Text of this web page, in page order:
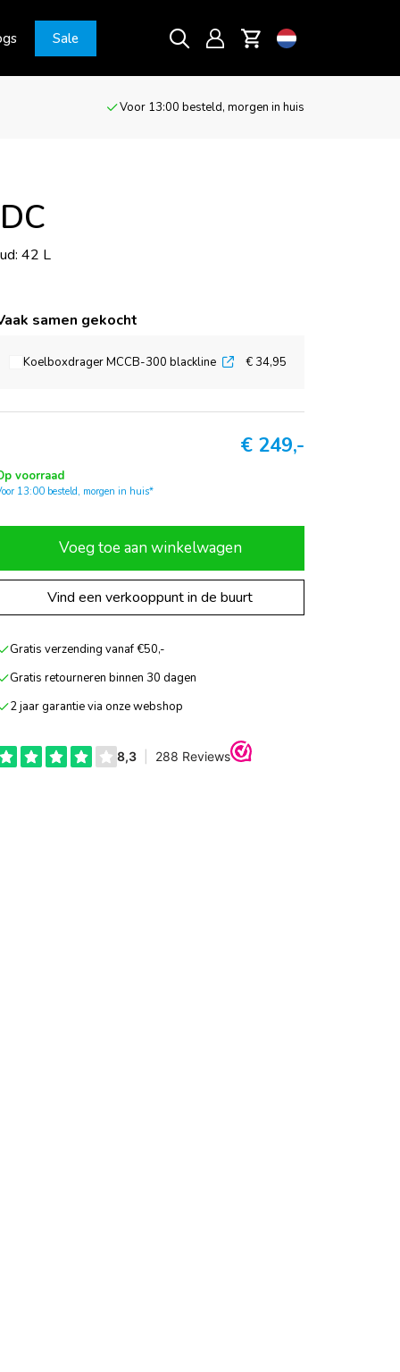
Sale
Voor 13:00 besteld, morgen in huis
42 L
samen gekocht
Koelboxdrager MCCB-300 blackline € 34,95
€ 249,-
voorraad
13:00 besteld, morgen in huis*
Voeg toe aan winkelwagen
Vind een verkooppunt in de buurt
Gratis verzending vanaf €50,-
Gratis retourneren binnen 30 dagen
2 jaar garantie via onze webshop